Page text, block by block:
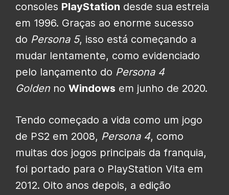
consoles PlayStation desde sua estreia
em 1996. Graças ao enorme sucesso
do Persona 5, isso está começando a
mudar lentamente, como evidenciado
pelo lançamento do Persona 4
Golden no Windows em junho de 2020.
Tendo começado a vida como um jogo
de PS2 em 2008, Persona 4, como
muitas dos jogos principais da franquia,
foi portado para o PlayStation Vita em
2012. Oito anos depois, a edição